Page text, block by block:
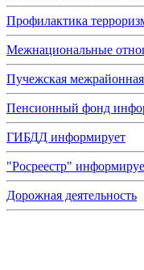
Профилактика
Межнациональные
Пучежская
Пенсионный фонд
ГИБДД информирует
"Росреестр"
Дорожная деятельность